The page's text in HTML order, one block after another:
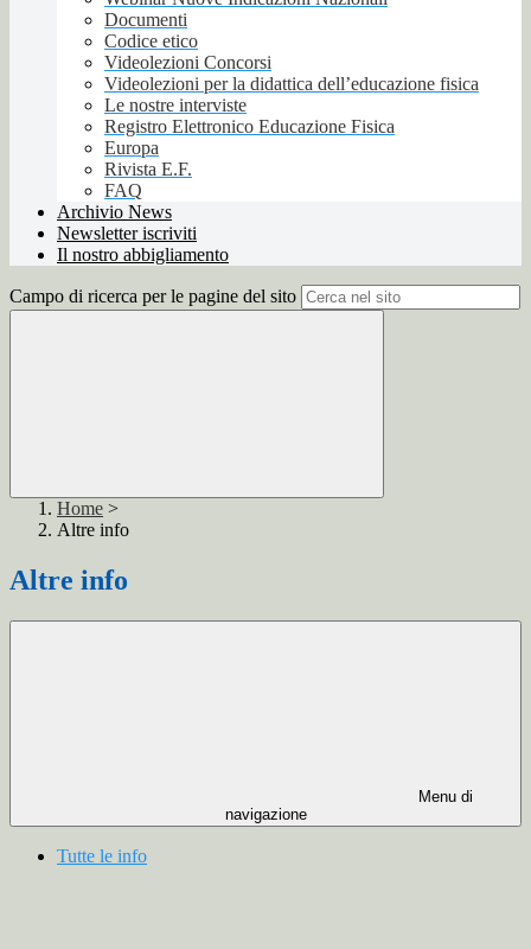
Documenti
Codice etico
Videolezioni Concorsi
Videolezioni per la didattica dell’educazione fisica
Le nostre interviste
Registro Elettronico Educazione Fisica
Europa
Rivista E.F.
FAQ
Archivio News
Newsletter iscriviti
Il nostro abbigliamento
Campo di ricerca per le pagine del sito
Home >
Altre info
Altre info
Menu di
navigazione
Tutte le info